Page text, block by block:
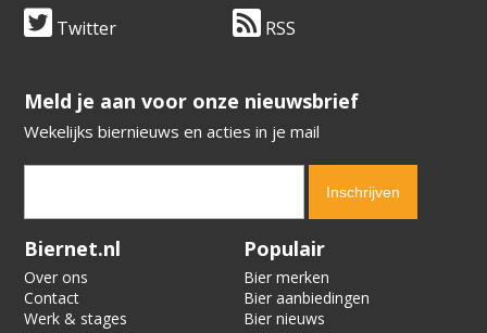
Twitter RSS
​​​​​​​Meld je aan voor onze nieuwsbrief
Wekelijks biernieuws en acties in je mail
Verification code:
Biernet.nl
Over ons
Contact
Werk & stages
Populair
Bier merken
Bier aanbiedingen
Bier nieuws